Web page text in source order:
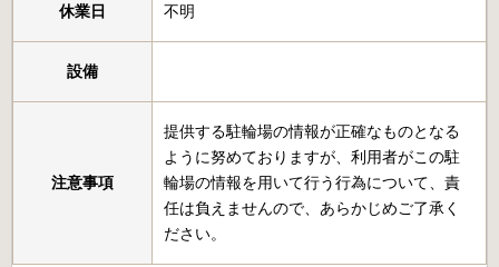
休業日 不明
設備
注意事項
提供する駐輪場の情報が正確なものとなる
ように努めておりますが、利用者がこの駐
輪場の情報を用いて行う行為について、責
任は負えませんので、あらかじめご了承く
ださい。